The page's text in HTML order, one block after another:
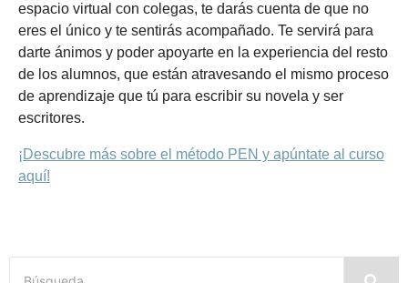
espacio virtual con colegas, te darás cuenta de que no
eres el único y te sentirás acompañado. Te servirá para
darte ánimos y poder apoyarte en la experiencia del resto
de los alumnos, que están atravesando el mismo proceso
de aprendizaje que tú para escribir su novela y ser
escritores.
¡Descubre más sobre el método PEN y apúntate al curso
aquí!